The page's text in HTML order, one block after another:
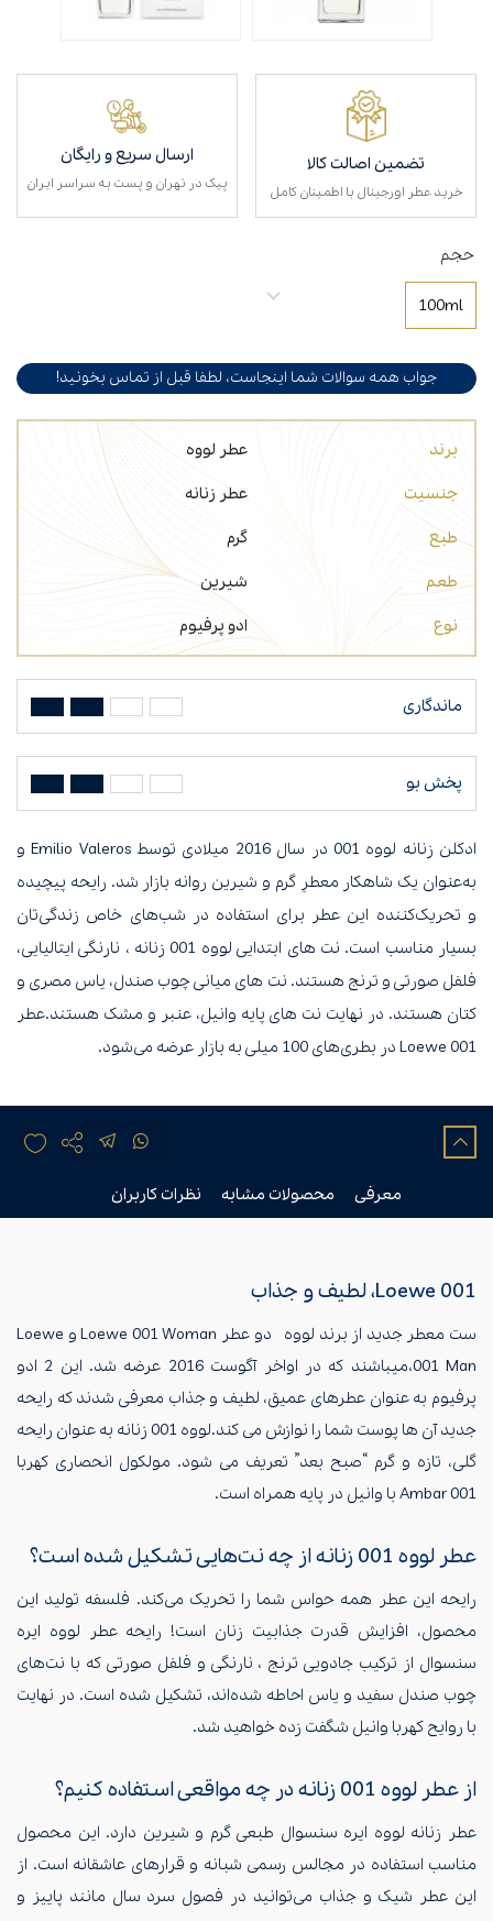
تضمین اصالت کالا
خرید عطر اورجینال با اطمینان کامل
ارسال سریع و رایگان
پیک در تهران و پست به سراسر ایران
حجم
100ml
جواب همه سوالات شما اینجاست، لطفا قبل از تماس بخونید!
برند
عطر لووه
جنسیت
عطر زنانه
طبع
گرم
طعم
شیرین
نوع
ادو پرفیوم
ماندگاری
پخش بو
ادکلن زنانه لووه 001 در سال 2016 میلادی توسط Emilio Valeros و
به‌عنوان یک شاهکار معطرِ گرم و شیرین روانه بازار شد. رایحه پیچیده
و تحریک‌کننده این عطر برای استفاده در شب‌‌های خاص زندگی‌تان
بسیار مناسب است. نت های ابتدایی لووه 001 زنانه ، نارنگی ایتالیایی،
فلفل صورتی و ترنج هستند. نت های میانی چوب صندل، یاس مصری و
کتان هستند. در نهایت نت های پایه وانیل، عنبر و مشک هستند.عطر
Loewe 001 در بطری‌های 100 میلی به بازار عرضه می‌شود.
معرفی محصولات مشابه نظرات کاربران
Loewe 001، لطیف و جذاب
ست معطر جدید از برند لووه دو عطر Loewe 001 Woman و Loewe
001 Man،میباشند که در اواخر آگوست 2016 عرضه شد. این 2 ادو
پرفیوم به عنوان عطرهای عمیق، لطیف و جذاب معرفی شدند که رایحه
جدید آن ها پوست شما را نوازش می کند.لووه 001 زنانه به عنوان رایحه
گلی، تازه و گرم “صبح بعد” تعریف می شود. مولکول انحصاری کهربا
Ambar 001 با وانیل در پایه همراه است.
عطر لووه 001 زنانه از چه نت‌هایی تشکیل شده است؟
رایحه این عطر همه حواس شما را تحریک می‌کند. فلسفه تولید این
محصول، افزایش قدرت جذابیت زنان است! رایحه عطر لووه ایره
سنسوال از ترکیب جادویی ترنج ، نارنگی و فلفل صورتی که با نت‌های
چوب صندل سفید و یاس احاطه شده‌اند، تشکیل شده است. در نهایت
با روایح کهربا وانیل شگفت زده خواهید شد.
از عطر لووه 001 زنانه در چه مواقعی استفاده کنیم؟
عطر زنانه لووه ایره سنسوال طبعی گرم و شیرین دارد. این محصول
مناسب استفاده در مجالس رسمی شبانه و قرارهای عاشقانه است. از
این عطر شیک و جذاب می‌توانید در فصول سرد سال مانند پاییز و